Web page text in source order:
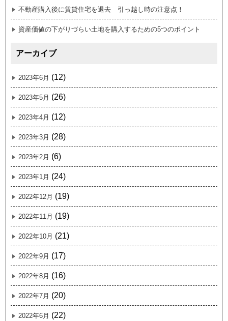
不動産購入後に賃貸住宅を退去 引っ越し時の注意点！
資産価値の下がりづらい土地を購入するための5つのポイント
アーカイブ
2023年6月 (12)
2023年5月 (26)
2023年4月 (12)
2023年3月 (28)
2023年2月 (6)
2023年1月 (24)
2022年12月 (19)
2022年11月 (19)
2022年10月 (21)
2022年9月 (17)
2022年8月 (16)
2022年7月 (20)
2022年6月 (22)